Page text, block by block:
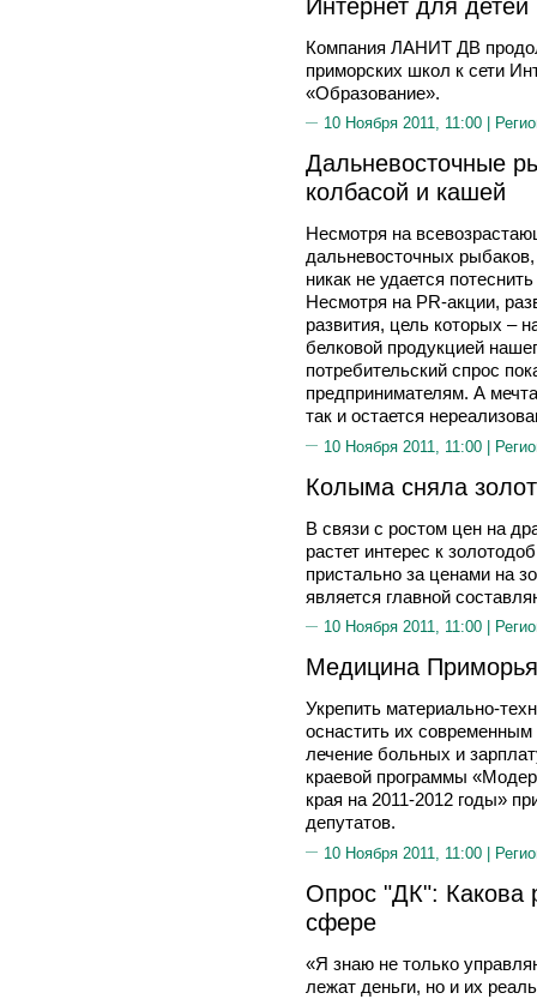
Компания ЛАНИТ ДВ
приморских школ к сети
«Образование».
10 Ноября 2011, 11:00 |
Дальневосточные
колбасой и кашей
Несмотря на
дальневосточных
никак не удается
Несмотря на PR-акции,
развития, цель которых –
белковой продукцией
потребительский спрос
предпринимателям. А
так и остается
10 Ноября 2011, 11:00 |
Колыма сняла
В связи с ростом цен на
растет интерес к
пристально за ценами на
является главной
10 Ноября 2011, 11:00 |
Медицина
Укрепить материально-
оснастить их
лечение больных и
краевой программы
края на 2011-2012 годы»
депутатов.
10 Ноября 2011, 11:00 |
Опрос "ДК": Какова
сфере
«Я знаю не только
лежат деньги, но и их